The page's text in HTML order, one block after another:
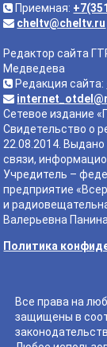
Приемная:
cheltv@cheltv.ru
Редактор сайта
Медведева
Редакция сайта:
Сетевое издание
Свидетельство о
22.08.2014.
связи,
Учредитель –
предприятие
и
Валерьевна Панина.
Политика
Все права на
защищены в